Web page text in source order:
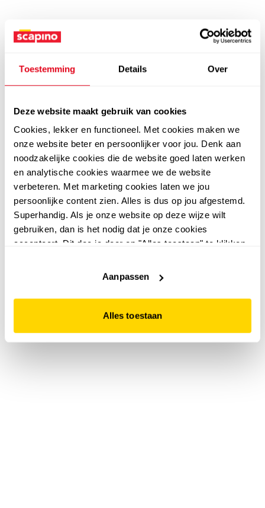
Toestemming Details Over
Deze website maakt gebruik van cookies
Cookies, lekker en functioneel. Met cookies maken we
onze website beter en persoonlijker voor jou. Denk aan
noodzakelijke cookies die de website goed laten werken
en analytische cookies waarmee we de website
verbeteren. Met marketing cookies laten we jou
persoonlijke content zien. Alles is dus op jou afgestemd.
Superhandig. Als je onze website op deze wijze wilt
gebruiken, dan is het nodig dat je onze cookies
accepteert. Dit doe je door op "Alles toestaan" te klikken.
website niet optimaal functioneert.
Aanpassen
Alles toestaan